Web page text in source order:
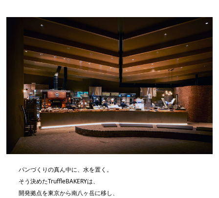
パンづくりの真ん中に、水を置く。
そう決めたTruffleBAKERYは、
開発拠点を東京から南八ヶ岳に移し、